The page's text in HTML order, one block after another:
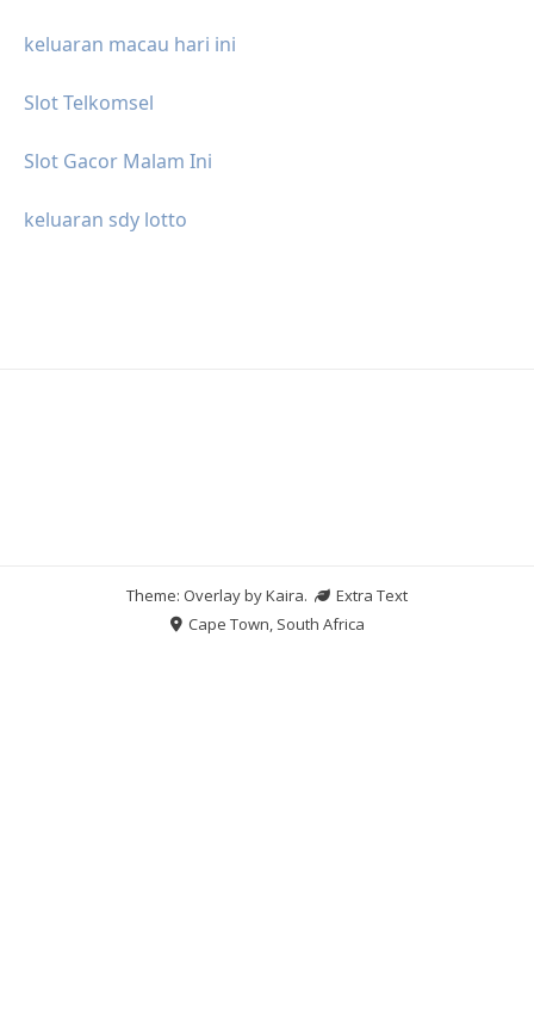
keluaran macau hari ini
Slot Telkomsel
Slot Gacor Malam Ini
keluaran sdy lotto
Theme: Overlay byKaira.
Extra Text
Cape Town, South Africa